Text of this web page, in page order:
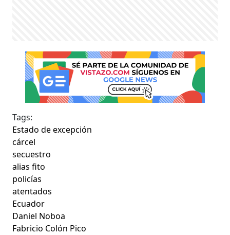
Tags:
Estado de excepción
cárcel
secuestro
alias fito
policías
atentados
Ecuador
Daniel Noboa
Fabricio Colón Pico